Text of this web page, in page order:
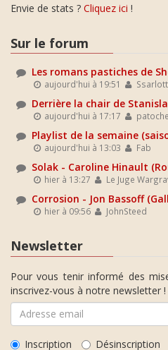
Envie de stats ? Cliquez ici !
Sur le forum
Les romans pastiches de
aujourd'hui à 19:51
Derrière la chair de
aujourd'hui à 17:17
Playlist de la semaine
aujourd'hui à 13:03 Fab
Solak - Caroline Hinault
hier à 13:27 Le Juge
Corrosion - Jon Bassoff
hier à 09:56 JohnSteed
Newsletter
Pour vous tenir informé des
inscrivez-vous à notre newsletter !
Inscription Désinscription